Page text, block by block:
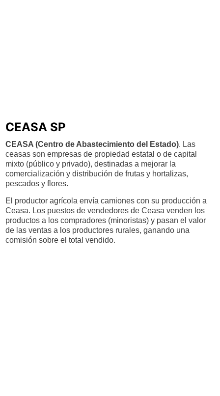
CEASA SP
CEASA (Centro de Abastecimiento del Estado). Las
ceasas son empresas de propiedad estatal o de capital
mixto (público y privado), destinadas a mejorar la
comercialización y distribución de frutas y hortalizas,
pescados y flores.
El productor agrícola envía camiones con su producción a
Ceasa. Los puestos de vendedores de Ceasa venden los
productos a los compradores (minoristas) y pasan el valor
de las ventas a los productores rurales, ganando una
comisión sobre el total vendido.